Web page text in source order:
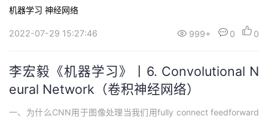
器学习 丨3. Gradient D...
机器学习 神经网络
2022-07-29 15:27:46 999+ 0 0
李宏毅《机器学习》丨6. Convolutional N
eural Network（卷积神经网络）
一、为什么CNN用于图像处理当我们用fully connect feedforward